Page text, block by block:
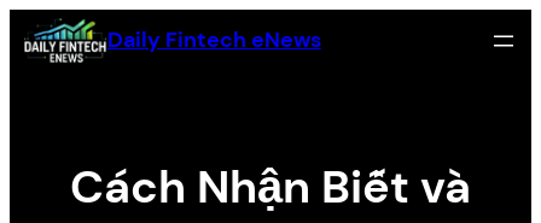
Skip
to
Daily Fintech eNews
Cách Nhận Biết và